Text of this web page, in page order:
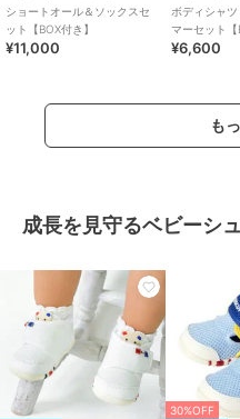
ショートオール＆ソックスセ
ット【BOX付き】
¥11,000
ボディシャ
マーセット【
¥6,600
も
成長を見守るベビーシ
30%OFF